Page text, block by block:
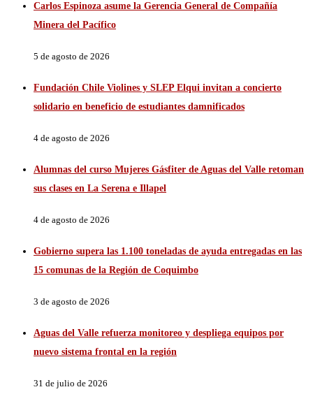
Carlos Espinoza asume la Gerencia General de Compañía
Minera del Pacífico
5 de agosto de 2026
Fundación Chile Violines y SLEP Elqui invitan a concierto
solidario en beneficio de estudiantes damnificados
4 de agosto de 2026
Alumnas del curso Mujeres Gásfiter de Aguas del Valle retoman
sus clases en La Serena e Illapel
4 de agosto de 2026
Gobierno supera las 1.100 toneladas de ayuda entregadas en las
15 comunas de la Región de Coquimbo
3 de agosto de 2026
Aguas del Valle refuerza monitoreo y despliega equipos por
nuevo sistema frontal en la región
31 de julio de 2026